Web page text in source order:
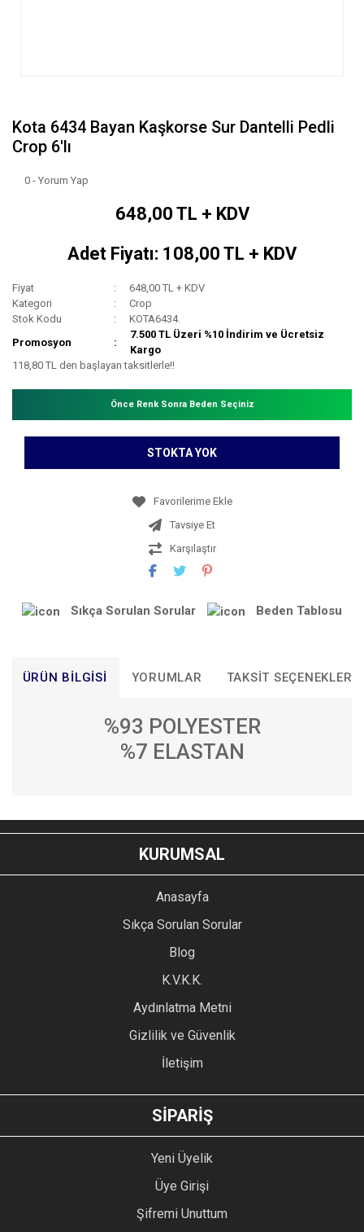
Kota 6434 Bayan Kaşkorse Sur Dantelli Pedli
Crop 6'lı
0 - Yorum Yap
648,00 TL + KDV
Adet Fiyatı: 108,00 TL + KDV
Fiyat
648,00 TL + KDV
Kategori
Crop
Stok Kodu
KOTA6434.
Promosyon
7.500 TL Üzeri %10 İndirim ve Ücretsiz
Kargo
118,80 TL den başlayan taksitlerle!!
Önce Renk Sonra Beden Seçiniz
STOKTA YOK
Tavsiye Et
Karşılaştır
Sıkça Sorulan Sorular Beden Tablosu
ÜRÜN BILGISI YORUMLAR TAKSIT SEÇENEKLERI
%93 POLYESTER
%7 ELASTAN
YORUM YAZ
Bu ürünün fiyat bilgisi, resim, ürün açıklamalarında ve diğer
konularda yetersiz gördüğünüz noktaları öneri formunu
kullanarak tarafımıza iletebilirsiniz.
Ürün resmi kalitesiz, bozuk veya görüntülenemiyor.
Ürün açıklamasında eksik bilgiler bulunuyor.
Ürün bilgilerinde hatalar bulunuyor.
Ürün fiyatı diğer sitelerden daha pahalı.
GÖNDER
KURUMSAL
Anasayfa
Sıkça Sorulan Sorular
Blog
K.V.K.K.
Aydınlatma Metni
Gizlilik ve Güvenlik
İletişim
SİPARİŞ
Yeni Üyelik
Üye Girişi
Şifremi Unuttum